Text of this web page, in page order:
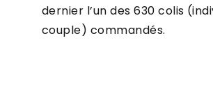
dernier l’un des 630 colis
couple) commandés.